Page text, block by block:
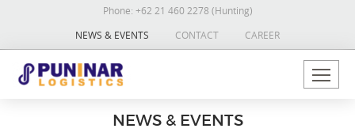
Phone: +62 21 460 2278 (Hunting)
NEWS & EVENTS
CONTACT CAREER
NEWS & EVENTS